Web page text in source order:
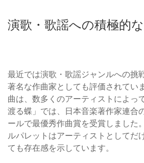
演歌・歌謡への積極的
最近では演歌・歌謡ジャンルへの挑
著名な作曲家としても評価されてい
曲は、数多くのアーティストによっ
渡る蝶」では、日本音楽著作家連合
ールで最優秀作曲賞を受賞しました
ルパレットはアーティストとしてだ
ても存在感を示しています。